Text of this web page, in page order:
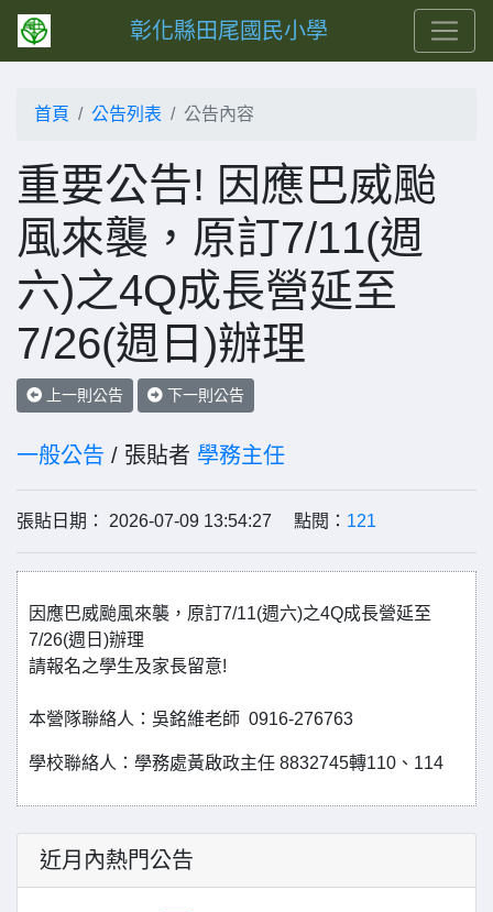
彰化縣田尾國民小學
首頁 公告列表 公告內容
重要公告! 因應巴威颱
風來襲，原訂7/11(週
六)之4Q成長營延至
7/26(週日)辦理
上一則公告 下一則公告
一般公告 / 張貼者 學務主任
張貼日期： 2026-07-09 13:54:27 點閱： 121
因應巴威颱風來襲，原訂7/11(週六)之4Q成長營延至
7/26(週日)辦理
請報名之學生及家長留意!
本營隊聯絡人：吳銘維老師 0916-276763
學校聯絡人：學務處黃啟政主任 8832745轉110、114
近月內熱門公告